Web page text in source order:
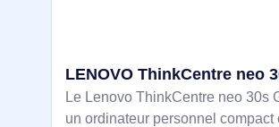
Le Lenovo ThinkCentre neo 30s
un ordinateur personnel compact